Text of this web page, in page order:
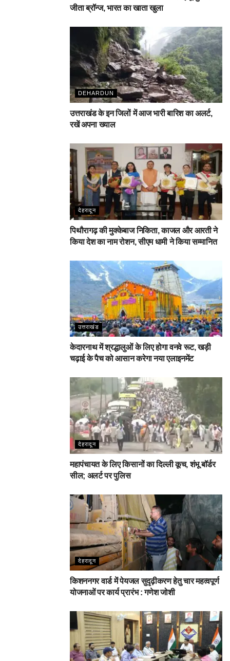
जीता ब्रॉन्ज, भारत का खाता खुला
DEHARDUN
उत्तराखंड के इन जिलों में आज भारी बारिश का अलर्ट,
रखें अपना ख्याल
देहरादून
पिथौरागढ़ की मुक्केबाज निकिता, काजल और आरती ने
किया देश का नाम रोशन, सीएम धामी ने किया सम्मानित
उत्तराखंड
केदारनाथ में श्रद्धालुओं के लिए होगा वनवे रूट, खड़ी
चढ़ाई के पैच को आसान करेगा नया एलाइनमेंट
देहरादून
महापंचायत के लिए किसानों का दिल्ली कूच, शंभू बॉर्डर
सील; अलर्ट पर पुलिस
देहरादून
किशननगर वार्ड में पेयजल सुदृढ़ीकरण हेतु चार महत्वपूर्ण
योजनाओं पर कार्य प्रारंभ : गणेश जोशी